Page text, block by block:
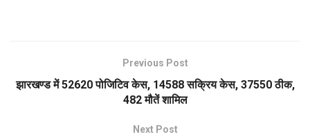
Previous Post
झारखण्ड में 52620 पोजिटिव केस, 14588 सक्रिय केस, 37550 ठीक,
482 मौतें शामिल
Next Post